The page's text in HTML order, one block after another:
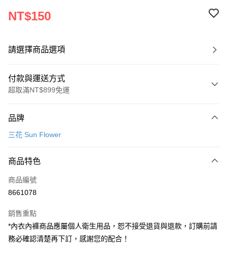
NT$150
請選擇商品選項
付款與運送方式
超取滿NT$899免運
信用卡一次付款
Apple Pay
街口支付
Google Pay
全盈+PAY
品牌
三花 Sun Flower
商品特色
商品編號
8661078
銷售重點
*內衣內褲商品應屬個人衛生用品，恕不接受退貨與退款，訂購前請
務必確認清楚再下訂，感謝您的配合！